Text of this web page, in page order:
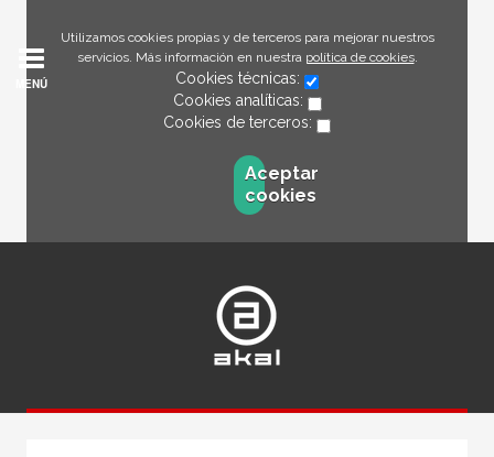
Utilizamos cookies propias y de terceros para mejorar nuestros
servicios. Más información en nuestra política de cookies.
Cookies técnicas:
Cookies analíticas:
Cookies de terceros:
Aceptar
cookies
MENÚ